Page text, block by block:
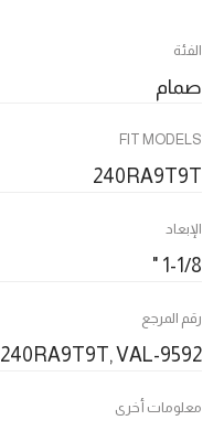
الفئة
صمام
FIT MODELS
240RA9T9T
الإبعاد
1-1/8 "
رقم المرجع
240RA9T9T, VAL-9592
معلومات أخرى